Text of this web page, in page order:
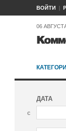
ВОЙТИ
06
ДАТА
с